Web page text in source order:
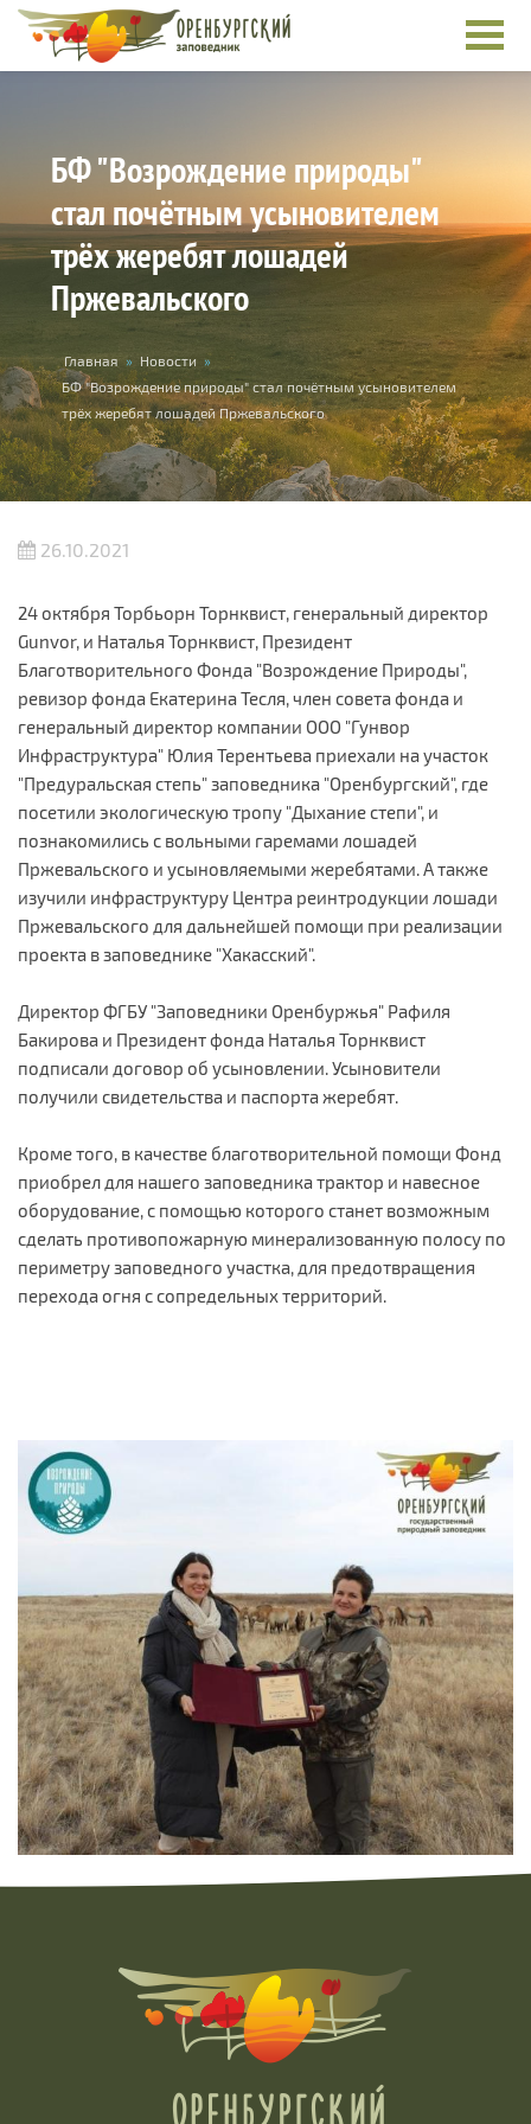
Перейти к основному содержанию
БФ "Возрождение природы"
стал почётным усыновителем
трёх жеребят лошадей
Пржевальского
Вы здесь
Главная » Новости »
БФ "Возрождение природы" стал почётным усыновителем
трёх жеребят лошадей Пржевальского
26.10.2021
24 октября Торбьорн Торнквист, генеральный директор
Gunvor, и Наталья Торнквист, Президент
Благотворительного Фонда "Возрождение Природы",
ревизор фонда Екатерина Тесля, член совета фонда и
генеральный директор компании ООО "Гунвор
Инфраструктура" Юлия Терентьева приехали на участок
"Предуральская степь" заповедника "Оренбургский", где
посетили экологическую тропу "Дыхание степи", и
познакомились с вольными гаремами лошадей
Пржевальского и усыновляемыми жеребятами. А также
изучили инфраструктуру Центра реинтродукции лошади
Пржевальского для дальнейшей помощи при реализации
проекта в заповеднике "Хакасский".
Директор ФГБУ "Заповедники Оренбуржья" Рафиля
Бакирова и Президент фонда Наталья Торнквист
подписали договор об усыновлении. Усыновители
получили свидетельства и паспорта жеребят.
Кроме того, в качестве благотворительной помощи Фонд
приобрел для нашего заповедника трактор и навесное
оборудование, с помощью которого станет возможным
сделать противопожарную минерализованную полосу по
периметру заповедного участка, для предотвращения
перехода огня с сопредельных территорий.